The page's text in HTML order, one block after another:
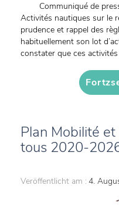
Communiqué de
Activités nautiques sur le
prudence et rappel des
habituellement son lot
constater que ces
Plan Mobilité
tous 2020-
Veröffentlicht am : 4.